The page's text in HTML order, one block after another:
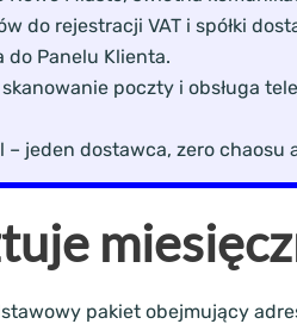
do rejestracji VAT i spółki
do Panelu Klienta.
poczty i obsługa
– jeden dostawca, zero
pakiet obejmujący